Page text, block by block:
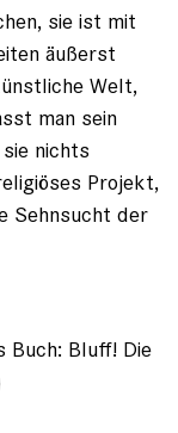
sie ist mit
äußerst
Welt,
man sein
nichts
Projekt,
Sehnsucht der
Buch: Bluff! Die